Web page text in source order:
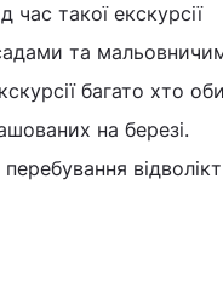
час такої екскурсії
та
багато хто
на березі.